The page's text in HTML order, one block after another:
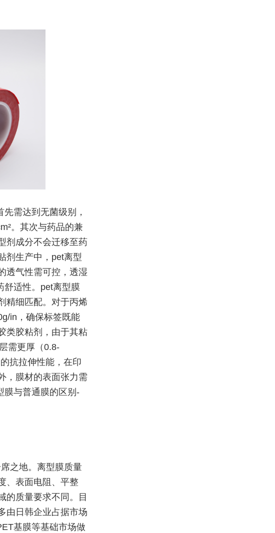
需达到无菌级别，
。其次与药品的兼
剂成分不会迁移至药
剂生产中，pet离型
透气性需可控，透湿
舒适性。pet离型膜
精细匹配。对于丙烯
in，确保标签既能
类胶粘剂，由于其粘
需更厚（0.8-
抗拉伸性能，在印
，膜材的表面张力需
膜与普通膜的区别-
之地。离型膜质量
、表面电阻、平整
的质量要求不同。目
由日韩企业占据市场
基膜等基础市场做